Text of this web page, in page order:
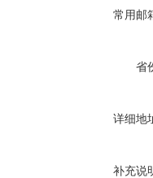
常用邮
省
详细地
补充说